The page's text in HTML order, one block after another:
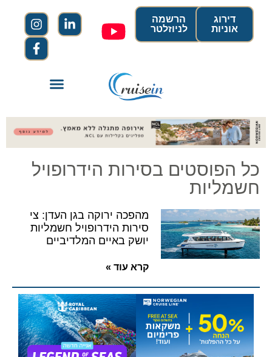
הרשמה
לניוזלטר
דירוג
אוניות
כל הפוסטים בסירות הידרופויל
חשמליות
מהפכה ירוקה בגן העדן: צי
סירות הידרופויל חשמליות
יושק באיים המלדיביים
קרא עוד »